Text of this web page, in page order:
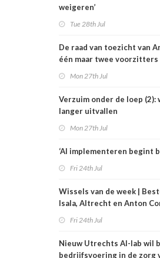
weigeren’
Tue 28th Jul
De raad van toezicht van
één maar twee voorzitters
Mon 27th Jul
Verzuim onder de loep (2):
langer uitvallen
Mon 27th Jul
‘AI implementeren begint
Fri 24th Jul
Wissels van de week |
Isala, Altrecht en Anton
Fri 24th Jul
Nieuw Utrechts AI-lab wil
bedrijfsvoering in de zorg